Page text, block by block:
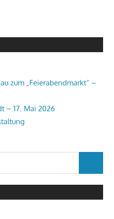
zum „Feierabendmarkt“ –
– 17. Mai 2026